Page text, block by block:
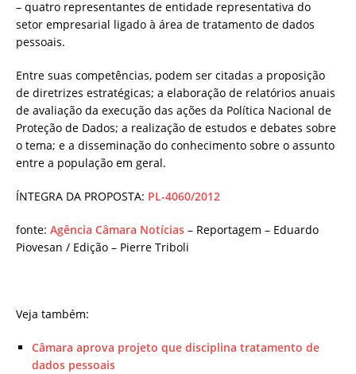
– quatro representantes de entidade representativa do
setor empresarial ligado à área de tratamento de dados
pessoais.
Entre suas competências, podem ser citadas a proposição
de diretrizes estratégicas; a elaboração de relatórios anuais
de avaliação da execução das ações da Política Nacional de
Proteção de Dados; a realização de estudos e debates sobre
o tema; e a disseminação do conhecimento sobre o assunto
entre a população em geral.
ÍNTEGRA DA PROPOSTA: PL-4060/2012
fonte: Agência Câmara Notícias – Reportagem – Eduardo
Piovesan / Edição – Pierre Triboli
Veja também:
Câmara aprova projeto que disciplina tratamento de
dados pessoais